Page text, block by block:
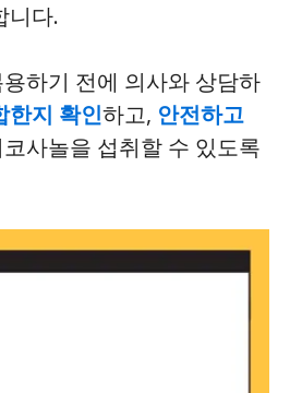
니다.
하기 전에 의사와 상담하
한지 확인하고, 안전하고
사놀을 섭취할 수 있도록